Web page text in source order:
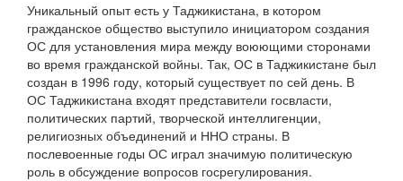
Уникальный опыт есть у Таджикистана, в котором
гражданское общество выступило инициатором создания
ОС для установления мира между воюющими сторонами
во время гражданской войны. Так, ОС в Таджикистане был
создан в 1996 году, который существует по сей день. В
ОС Таджикистана входят представители госвласти,
политических партий, творческой интеллигенции,
религиозных объединений и ННО страны. В
послевоенные годы ОС играл значимую политическую
роль в обсуждение вопросов госрегулирования.